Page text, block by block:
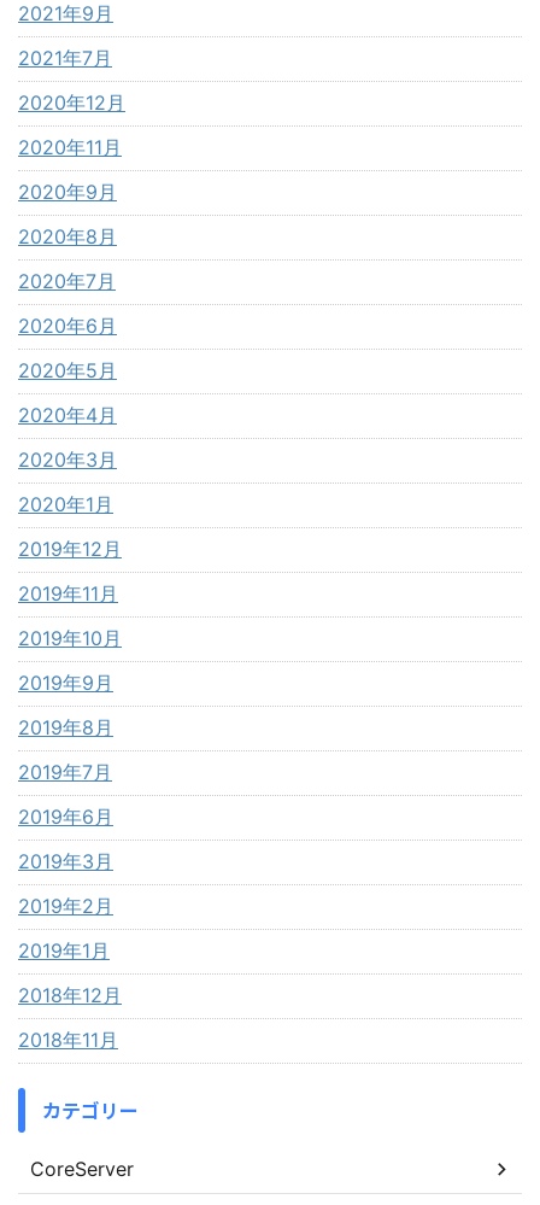
2021年9月
2021年7月
2020年12月
2020年11月
2020年9月
2020年8月
2020年7月
2020年6月
2020年5月
2020年4月
2020年3月
2020年1月
2019年12月
2019年11月
2019年10月
2019年9月
2019年8月
2019年7月
2019年6月
2019年3月
2019年2月
2019年1月
2018年12月
2018年11月
カテゴリー
CoreServer